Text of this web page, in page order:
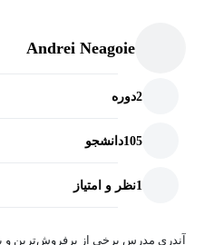
، آمازون ، فیسبوک و غیره هستند
هر کس که علاقمند به بهود
Andrei Neagoie
2دوره
105دانشجو
1نظر و امتیاز
آندری مدرس برخی از پرفروش‌ترین و با